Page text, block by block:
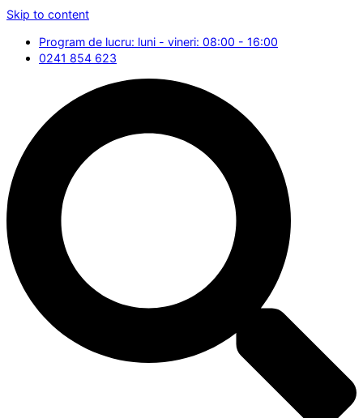
Skip to content
Program de lucru: luni - vineri: 08:00 - 16:00
0241 854 623